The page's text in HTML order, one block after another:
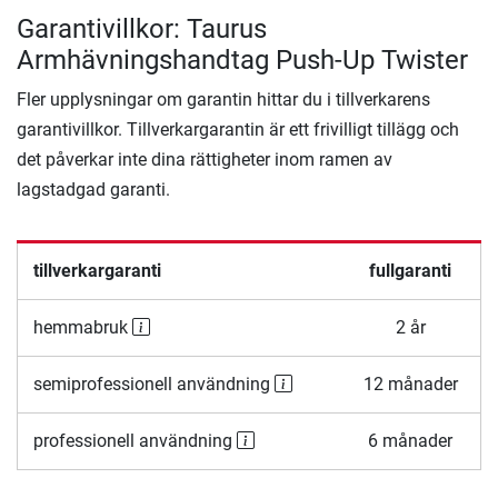
Garantivillkor: Taurus
Armhävningshandtag Push-Up Twister
Fler upplysningar om garantin hittar du i tillverkarens
garantivillkor. Tillverkargarantin är ett frivilligt tillägg och
det påverkar inte dina rättigheter inom ramen av
lagstadgad garanti.
tillverkargaranti fullgaranti
hemmabruk 2 år
semiprofessionell användning 12 månader
professionell användning 6 månader